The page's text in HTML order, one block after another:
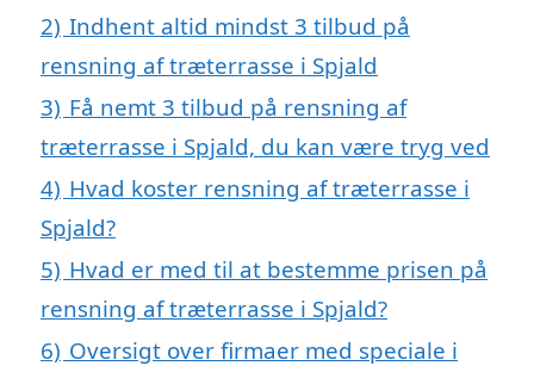
2) Indhent altid mindst 3 tilbud på
rensning af træterrasse i Spjald
3) Få nemt 3 tilbud på rensning af
træterrasse i Spjald, du kan være tryg ved
4) Hvad koster rensning af træterrasse i
Spjald?
5) Hvad er med til at bestemme prisen på
rensning af træterrasse i Spjald?
6) Oversigt over firmaer med speciale i